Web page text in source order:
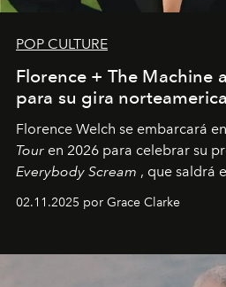
POP CULTURE
Florence + The Machine
para su gira
Florence Welch se embarcará en
Tour en 2026 para celebrar su
Everybody Scream , que saldrá
fechas en Norteamérica a
02.11.2025 por Grace Clarke